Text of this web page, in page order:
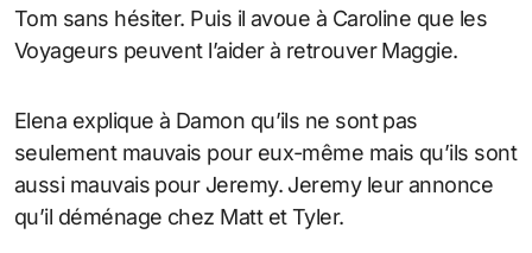
Tom sans hésiter. Puis il avoue à Caroline que les
Voyageurs peuvent l’aider à retrouver Maggie.
Elena explique à Damon qu’ils ne sont pas
seulement mauvais pour eux-même mais qu’ils sont
aussi mauvais pour Jeremy. Jeremy leur annonce
qu’il déménage chez Matt et Tyler.